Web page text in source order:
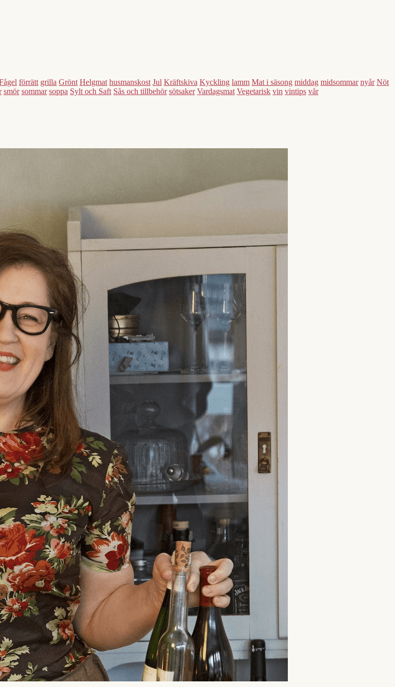
förrätt grilla Grönt Helgmat husmanskost Jul Kräftskiva Kyckling lamm Mat i säsong middag midsommar nyår Nöt
smör sommar soppa Sylt och Saft Sås och tillbehör sötsaker Vardagsmat Vegetarisk vin vintips vår